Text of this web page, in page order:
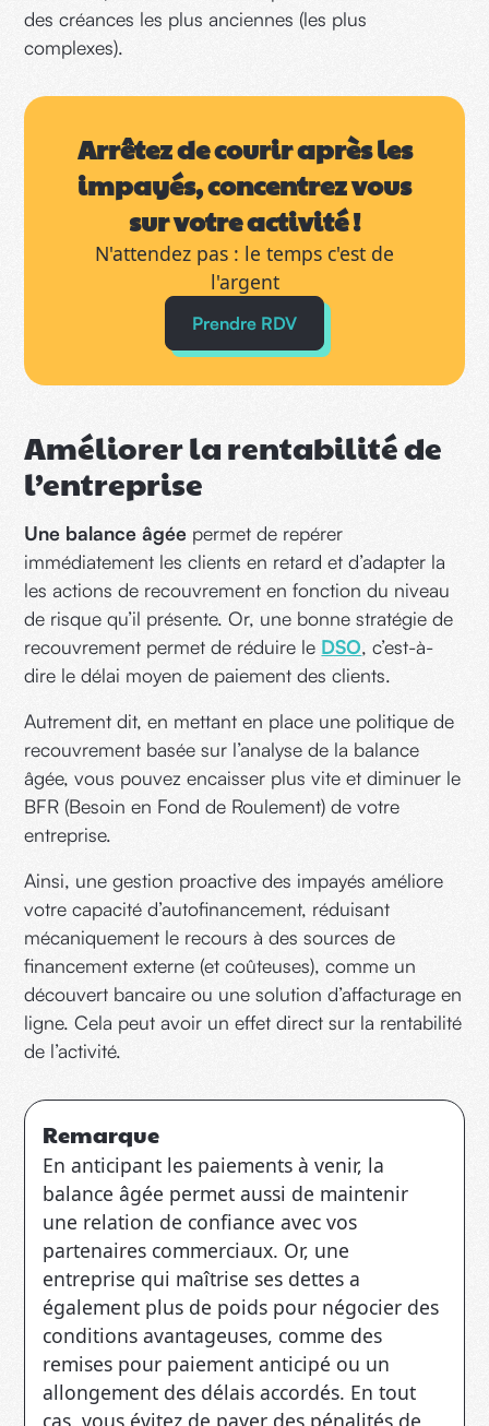
des créances les plus anciennes (les plus
complexes).
Arrêtez de courir après les
impayés, concentrez vous
sur votre activité !
N'attendez pas : le temps c'est de
l'argent
Prendre RDV
Améliorer la rentabilité de
l’entreprise
Une balance âgée permet de repérer
immédiatement les clients en retard et d’adapter la
les actions de recouvrement en fonction du niveau
de risque qu’il présente. Or, une bonne stratégie de
recouvrement permet de réduire le DSO, c’est-à-
dire le délai moyen de paiement des clients.
Autrement dit, en mettant en place une politique de
recouvrement basée sur l’analyse de la balance
âgée, vous pouvez encaisser plus vite et diminuer le
BFR (Besoin en Fond de Roulement) de votre
entreprise.
Ainsi, une gestion proactive des impayés améliore
votre capacité d’autofinancement, réduisant
mécaniquement le recours à des sources de
financement externe (et coûteuses), comme un
découvert bancaire ou une solution d’affacturage en
ligne. Cela peut avoir un effet direct sur la rentabilité
de l’activité.
Remarque
En anticipant les paiements à venir, la
balance âgée permet aussi de maintenir
une relation de confiance avec vos
partenaires commerciaux. Or, une
entreprise qui maîtrise ses dettes a
également plus de poids pour négocier des
conditions avantageuses, comme des
remises pour paiement anticipé ou un
allongement des délais accordés. En tout